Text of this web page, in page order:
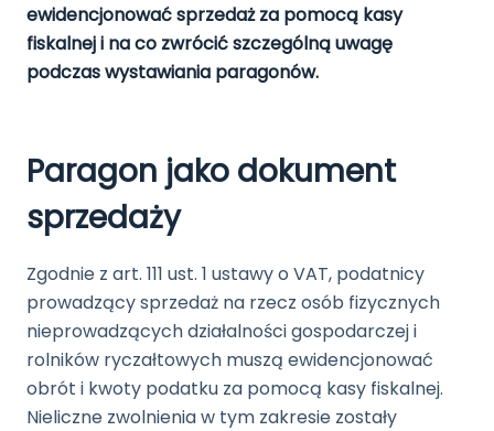
ewidencjonować sprzedaż za pomocą kasy
fiskalnej i na co zwrócić szczególną uwagę
podczas wystawiania paragonów.
Paragon jako dokument
sprzedaży
Zgodnie z art. 111 ust. 1 ustawy o VAT, podatnicy
prowadzący sprzedaż na rzecz osób fizycznych
nieprowadzących działalności gospodarczej i
rolników ryczałtowych muszą ewidencjonować
obrót i kwoty podatku za pomocą kasy fiskalnej.
Nieliczne zwolnienia w tym zakresie zostały